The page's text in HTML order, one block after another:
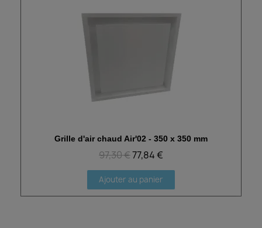
Aperçu rapide
Grille d'air chaud Air'02 - 350 x 350 mm
97,30 €77,84 €
Ajouter au panier